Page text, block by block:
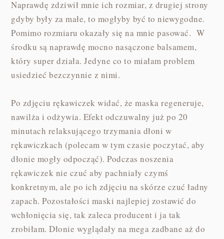
Naprawdę zdziwił mnie ich rozmiar, z drugiej strony
gdyby były za małe, to mogłyby być to niewygodne.
Pomimo rozmiaru okazały się na mnie pasować. W
środku są naprawdę mocno nasączone balsamem,
który super działa. Jedyne co to miałam problem
usiedzieć bezczynnie z nimi.
Po zdjęciu rękawiczek widać, że maska regeneruje,
nawilża i odżywia. Efekt odczuwalny już po 20
minutach relaksującego trzymania dłoni w
rękawiczkach (polecam w tym czasie poczytać, aby
dłonie mogły odpocząć). Podczas noszenia
rękawiczek nie czuć aby pachniały czymś
konkretnym, ale po ich zdjęciu na skórze czuć ładny
zapach. Pozostałości maski najlepiej zostawić do
wchłonięcia się, tak zaleca producent i ja tak
zrobiłam. Dłonie wyglądały na mega zadbane aż do